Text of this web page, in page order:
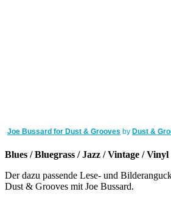
Joe Bussard for Dust & Grooves by Dust &
Blues / Bluegrass / Jazz / Vintage / Vinyl
Der dazu passende Lese- und
Dust & Grooves mit Joe Bussard.